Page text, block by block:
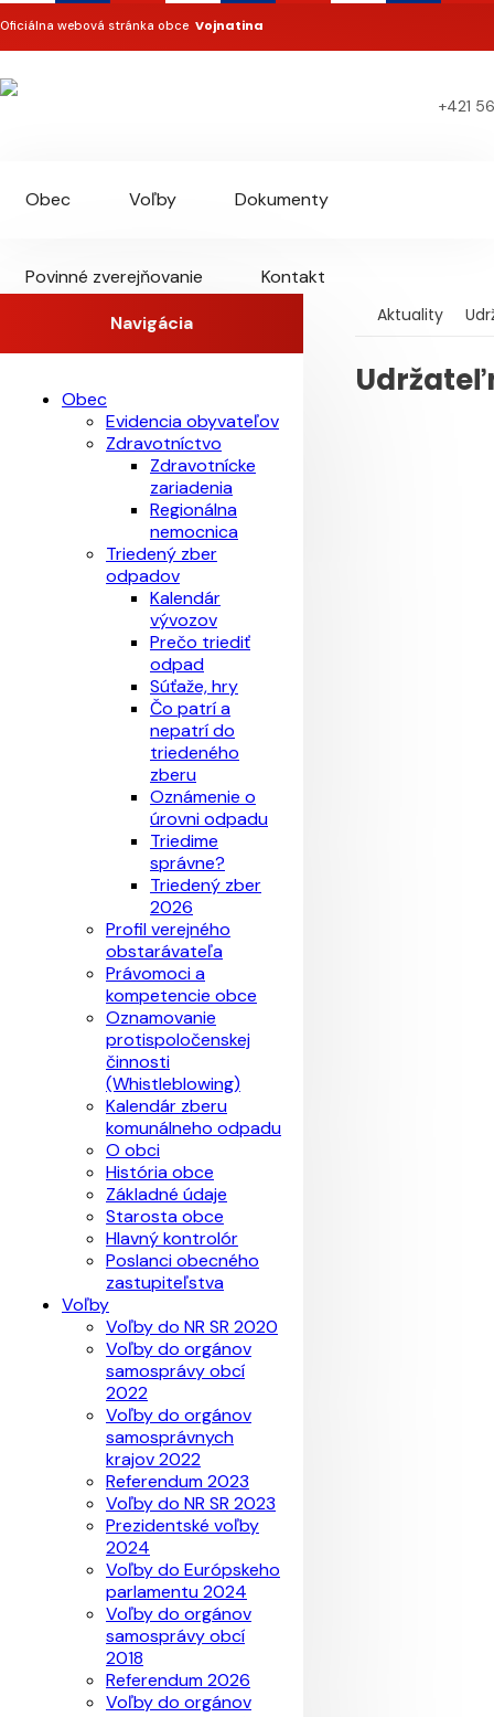
Oficiálna webová stránka obce Vojnatina
+421
Obec Voľby Dokumenty
Povinné zverejňovanie Kontakt
Aktuality
Navigácia
Obec
Evidencia obyvateľov
Zdravotníctvo
Zdravotnícke
zariadenia
Regionálna
nemocnica
Triedený zber
odpadov
Kalendár
vývozov
Prečo triediť
odpad
Súťaže, hry
Čo patrí a
nepatrí do
triedeného
zberu
Oznámenie o
úrovni odpadu
Triedime
správne?
Triedený zber
2026
Profil verejného
obstarávateľa
Právomoci a
kompetencie obce
Oznamovanie
protispoločenskej
činnosti
(Whistleblowing)
Kalendár zberu
komunálneho odpadu
O obci
História obce
Základné údaje
Starosta obce
Hlavný kontrolór
Poslanci obecného
zastupiteľstva
Voľby
Voľby do NR SR 2020
Voľby do orgánov
samosprávy obcí
2022
Voľby do orgánov
samosprávnych
krajov 2022
Referendum 2023
Voľby do NR SR 2023
Prezidentské voľby
2024
Voľby do Európskeho
parlamentu 2024
Voľby do orgánov
samosprávy obcí
2018
Referendum 2026
Voľby do orgánov